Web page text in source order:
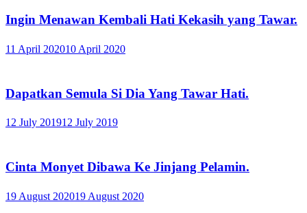
Ingin Menawan Kembali Hati Kekasih yang Tawar.
11 April 202010 April 2020
Dapatkan Semula Si Dia Yang Tawar Hati.
12 July 201912 July 2019
Cinta Monyet Dibawa Ke Jinjang Pelamin.
19 August 202019 August 2020